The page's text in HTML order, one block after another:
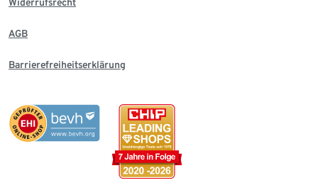
Widerrufsrecht
AGB
Barrierefreiheitserklärung